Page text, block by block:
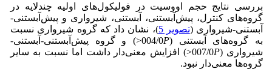
بررسی نتایج حجم اووسیت در فولیکول‌های اولیه چندلایه در
گروه‌های کنترل، پیش‌آبستنی، آبستنی، شیرواری و پیش‌آبستنی-
آبستنی-شیرواری (تصویر 5 )، نشان داد که گروه شیرواری نسبت
به گروه‌های آبستنی (004/0P
<) و گروه پیش‌آبستنی-آبستنی-
شیرواری (007/0P
<) افزایش معنی‌دار داشت اما نسبت به سایر
گروه‌ها معنی‌دار نبود.